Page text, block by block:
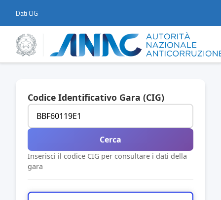
Dati CIG
Codice Identificativo Gara (CIG)
Cerca
Inserisci il codice CIG per consultare i dati della
gara